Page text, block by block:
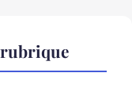
rubrique